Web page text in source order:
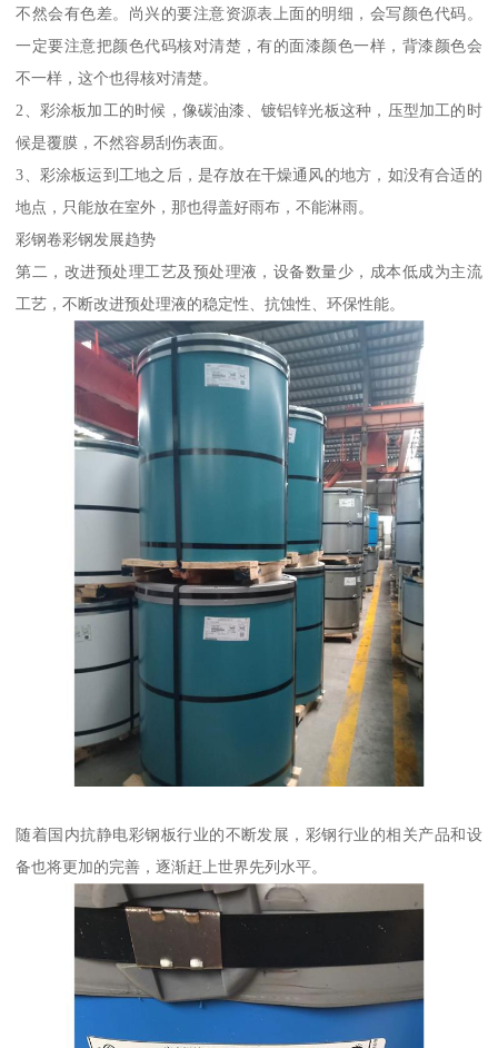
不然会有色差。尚兴的要注意资源表上面的明细，会写颜色代码。
一定要注意把颜色代码核对清楚，有的面漆颜色一样，背漆颜色会
不一样，这个也得核对清楚。
2、彩涂板加工的时候，像碳油漆、镀铝锌光板这种，压型加工的时
候是覆膜，不然容易刮伤表面。
3、彩涂板运到工地之后，是存放在干燥通风的地方，如没有合适的
地点，只能放在室外，那也得盖好雨布，不能淋雨。
彩钢卷彩钢发展趋势
第二，改进预处理工艺及预处理液，设备数量少，成本低成为主流
工艺，不断改进预处理液的稳定性、抗蚀性、环保性能。
随着国内抗静电彩钢板行业的不断发展，彩钢行业的相关产品和设
备也将更加的完善，逐渐赶上世界先列水平。